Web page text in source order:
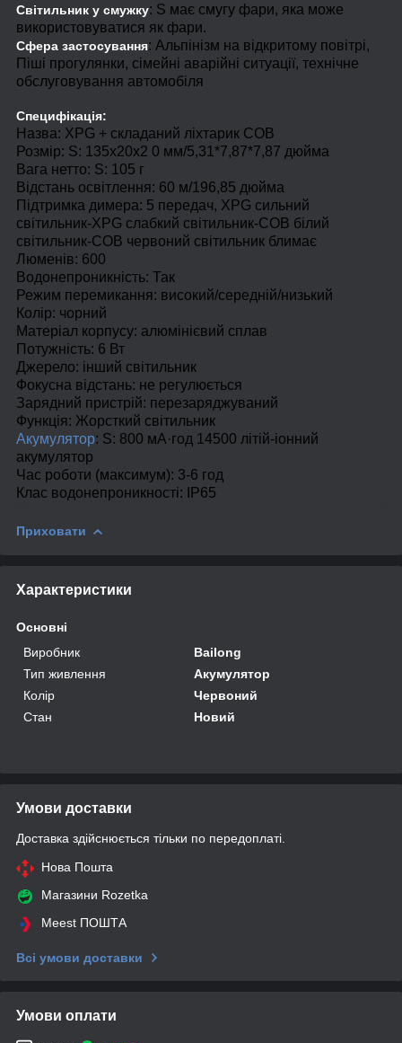
Світильник у смужку: S має смугу фари, яка може
використовуватися як фари.
Сфера застосування: Альпінізм на відкритому повітрі,
Піші прогулянки, сімейні аварійні ситуації, технічне
обслуговування автомобіля
Специфікація:
Назва: XPG + складаний ліхтарик COB
Розмір: S: 135x20x2 0 мм/5,31*7,87*7,87 дюйма
Вага нетто: S: 105 г
Відстань освітлення: 60 м/196,85 дюйма
Підтримка димера: 5 передач, XPG сильний
світильник-XPG слабкий світильник-COB білий
світильник-COB червоний світильник блимає
Люменів: 600
Водонепроникність: Так
Режим перемикання: високий/середній/низький
Колір: чорний
Матеріал корпусу: алюмінієвий сплав
Потужність: 6 Вт
Джерело: інший світильник
Фокусна відстань: не регулюється
Зарядний пристрій: перезаряджуваний
Функція: Жорсткий світильник
Акумулятор: S: 800 мА·год 14500 літій-іонний
акумулятор
Час роботи (максимум): 3-6 год
Клас водонепроникності: IP65
Приховати
Характеристики
Основні
Виробник
Bailong
Тип живлення
Акумулятор
Колір
Червоний
Стан
Новий
Умови доставки
Доставка здійснюється тільки по передоплаті.
Нова Пошта
Магазини Rozetka
Meest ПОШТА
Всі умови доставки
Умови оплати